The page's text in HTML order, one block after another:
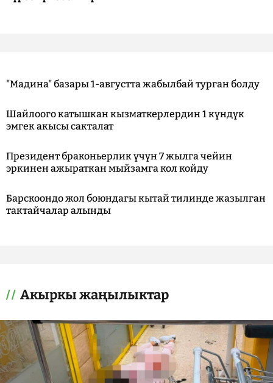
"Мадина" базары 1-августта жабылбай турган болду
Шайлоого катышкан кызматкерлердин 1 күндүк
эмгек акысы сакталат
Президент браконьерлик үчүн 7 жылга чейин
эркинен ажыраткан мыйзамга кол койду
Барскоондо жол боюндагы кытай тилинде жазылган
тактайчалар алынды
Акыркы жаңылыктар